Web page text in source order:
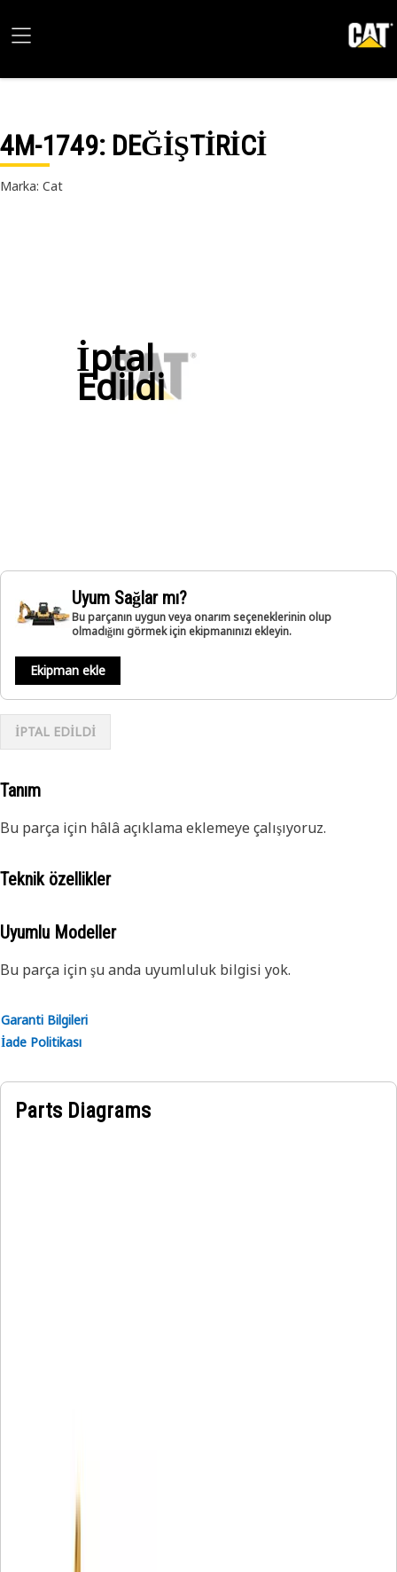
4M-1749: DEĞİŞTİRİCİ
Marka: Cat
İptal
Edildi
Uyum Sağlar mı?
Bu parçanın uygun veya onarım seçeneklerinin olup
olmadığını görmek için ekipmanınızı ekleyin.
Ekipman ekle
İPTAL EDİLDİ
Tanım
Bu parça için hâlâ açıklama eklemeye çalışıyoruz.
Teknik özellikler
Uyumlu Modeller
Bu parça için şu anda uyumluluk bilgisi yok.
Garanti Bilgileri
İade Politikası
Parts Diagrams